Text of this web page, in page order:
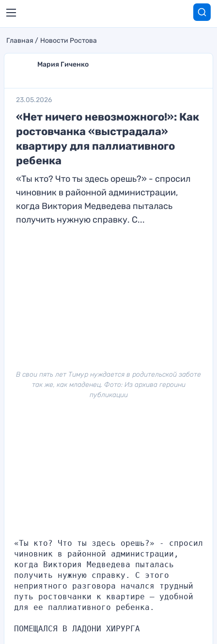
Главная Новости Ростова
Мария Гиченко
23.05.2026
«Нет ничего невозможного!»: Как
ростовчанка «выстрадала»
квартиру для паллиативного
ребенка
«Ты кто? Что ты здесь орешь?» - спросил
чиновник в районной администрации,
когда Виктория Медведева пыталась
получить нужную справку. С...
В свои пять лет Тимур нуждается в родительской заботе
так же, как младенец. Фото: Из архива героини
публикации
«Ты кто? Что ты здесь орешь?» - спросил
чиновник в районной администрации,
когда Виктория Медведева пыталась
получить нужную справку. С этого
неприятного разговора начался трудный
путь ростовчанки к квартире — удобной
для ее паллиативного ребенка.
ПОМЕЩАЛСЯ В ЛАДОНИ ХИРУРГА